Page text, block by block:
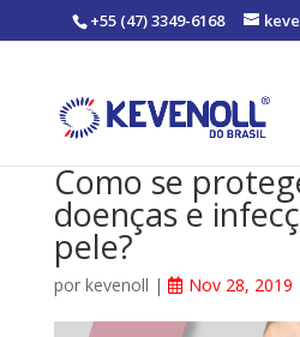
+55 (47) 3349-6168
Como se
doenças e
pele?
por kevenoll | Nov 28, 2019